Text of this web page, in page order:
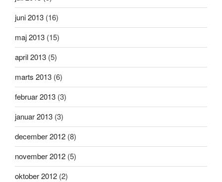
juni 2013 (16)
maj 2013 (15)
april 2013 (5)
marts 2013 (6)
februar 2013 (3)
januar 2013 (3)
december 2012 (8)
november 2012 (5)
oktober 2012 (2)